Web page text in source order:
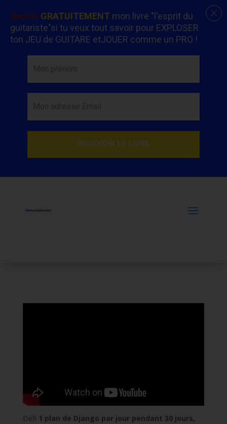
Défi 1 plan de Django par jour pendant 30 jours,
Reçois GRATUITEMENT mon livre "l'esprit du
guitariste"si tu veux tout savoir pour EXPLOSER
ton JEU de GUITARE etJOUER comme un PRO !
RECEVOIR LE LIVRE